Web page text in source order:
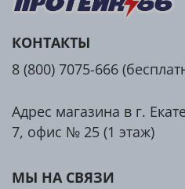
КОНТАКТЫ
8 (800) 7075-666
Адрес магазина в г.
7, офис № 25 (1 этаж)
МЫ НА СВЯЗИ